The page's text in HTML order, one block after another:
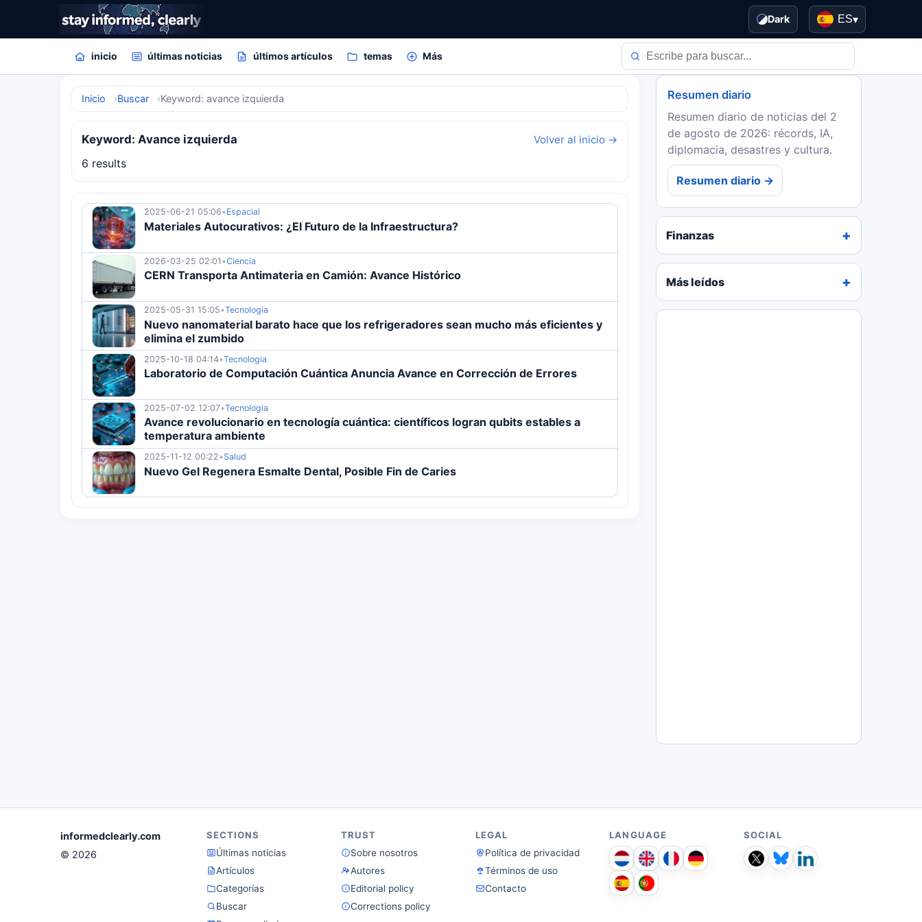
Dark ES▾
inicio últimas noticias últimos artículos temas Más
Inicio Buscar Keyword: avance izquierda
Keyword: Avance izquierda Volver al inicio →
6 results
2025-06-21 05:06•Espacial
Materiales Autocurativos: ¿El Futuro de la Infraestructura?
2026-03-25 02:01 •Ciencia
CERN Transporta Antimateria en Camión: Avance Histórico
2025-05-31 15:05•Tecnologia
Nuevo nanomaterial barato hace que los refrigeradores sean mucho más eficientes y
elimina el zumbido
2025-10-18 04:14•Tecnologia
Laboratorio de Computación Cuántica Anuncia Avance en Corrección de Errores
2025-07-02 12:07•Tecnologia
Avance revolucionario en tecnología cuántica: científicos logran qubits estables a
temperatura ambiente
2025-11-12 00:22•Salud
Nuevo Gel Regenera Esmalte Dental, Posible Fin de Caries
Resumen diario
Resumen diario de noticias del 2
de agosto de 2026: récords, IA,
diplomacia, desastres y cultura.
Resumen diario →
Finanzas
Más leídos
informedclearly.com
© 2026
SECTIONS
Últimas noticias
Artículos
Categorías
Buscar
TRUST
Sobre nosotros
Autores
Editorial policy
Corrections policy
LEGAL
Política de privacidad
Términos de uso
Contacto
LANGUAGE SOCIAL